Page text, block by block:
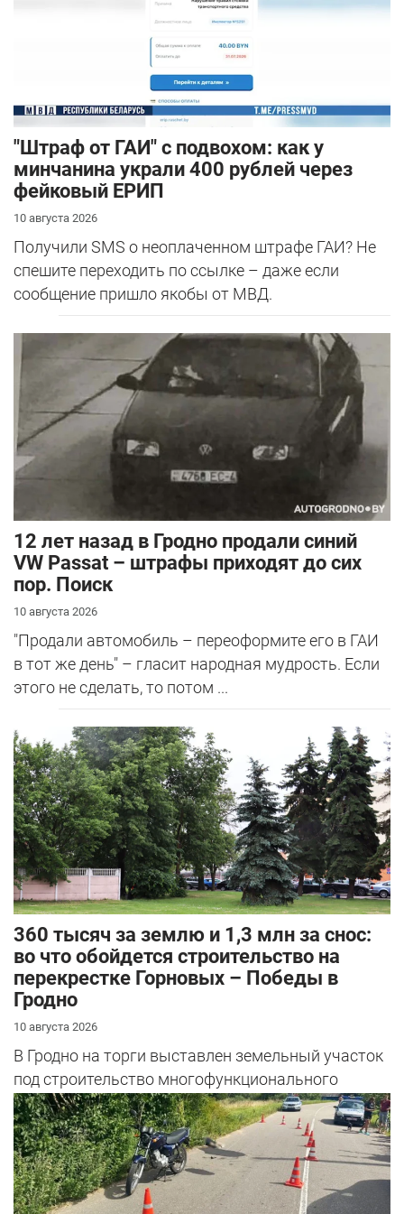
"Штраф от ГАИ" с подвохом: как у
минчанина украли 400 рублей через
фейковый ЕРИП
10 августа 2026
Получили SMS о неоплаченном штрафе ГАИ? Не
спешите переходить по ссылке – даже если
сообщение пришло якобы от МВД.
12 лет назад в Гродно продали синий
VW Passat – штрафы приходят до сих
пор. Поиск
10 августа 2026
"Продали автомобиль – переоформите его в ГАИ
в тот же день" – гласит народная мудрость. Если
этого не сделать, то потом ...
360 тысяч за землю и 1,3 млн за снос:
во что обойдется строительство на
перекрестке Горновых – Победы в
Гродно
10 августа 2026
В Гродно на торги выставлен земельный участок
под строительство многофункционального
общественного центра – прямо на пер...